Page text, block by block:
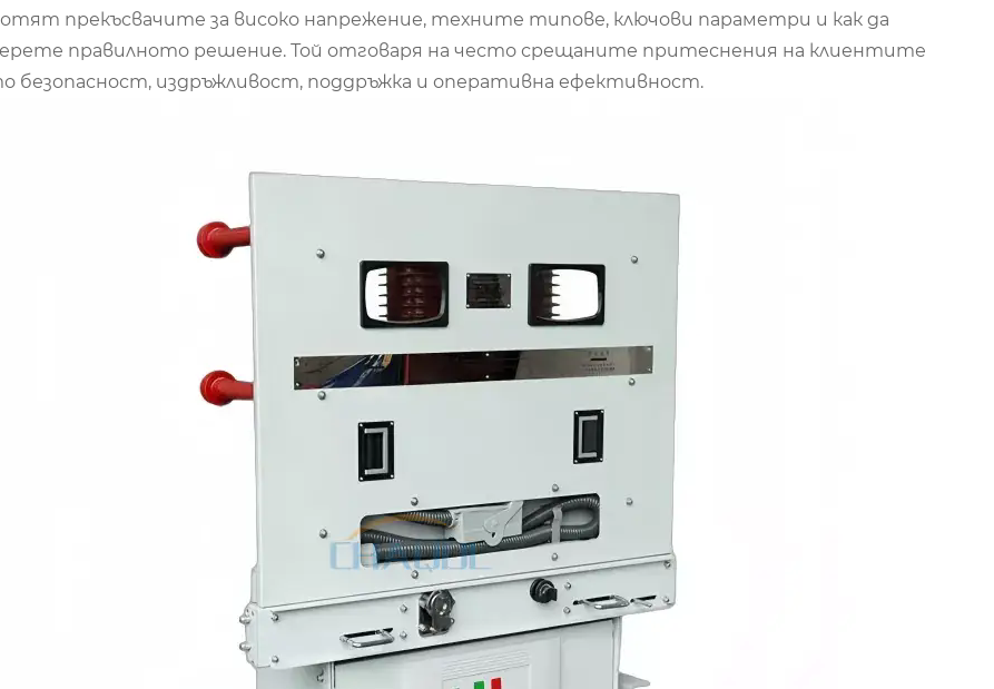
прекъсвачите за високо напрежение, техните типове, ключови параметри и как да
правилното решение. Той отговаря на често срещаните притеснения на клиентите
безопасност, издръжливост, поддръжка и оперативна ефективност.